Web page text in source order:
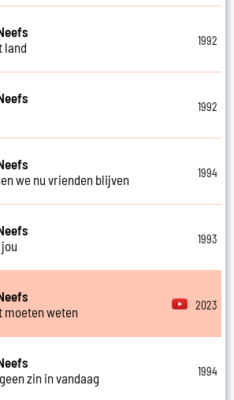
land
1992
1992
we nu vrienden blijven
1994
1993
moeten weten
2023
zin in vandaag
1994